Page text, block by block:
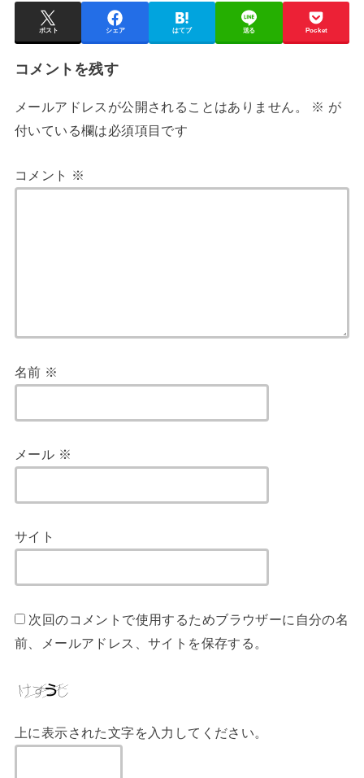
ポスト シェア はてブ 送る Pocket
コメントを残す
メールアドレスが公開されることはありません。 ※ が
付いている欄は必須項目です
コメント ※
名前 ※
メール ※
サイト
次回のコメントで使用するためブラウザーに自分の名
前、メールアドレス、サイトを保存する。
上に表示された文字を入力してください。